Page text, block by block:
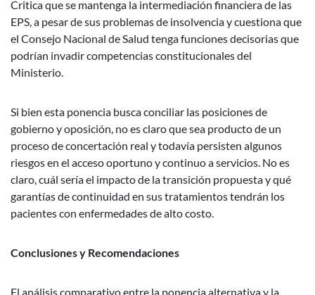
Critica que se mantenga la intermediación financiera de las
EPS, a pesar de sus problemas de insolvencia y cuestiona que
el Consejo Nacional de Salud tenga funciones decisorias que
podrían invadir competencias constitucionales del
Ministerio.
Si bien esta ponencia busca conciliar las posiciones de
gobierno y oposición, no es claro que sea producto de un
proceso de concertación real y todavía persisten algunos
riesgos en el acceso oportuno y continuo a servicios. No es
claro, cuál sería el impacto de la transición propuesta y qué
garantías de continuidad en sus tratamientos tendrán los
pacientes con enfermedades de alto costo.
Conclusiones y Recomendaciones
El análisis comparativo entre la ponencia alternativa y la